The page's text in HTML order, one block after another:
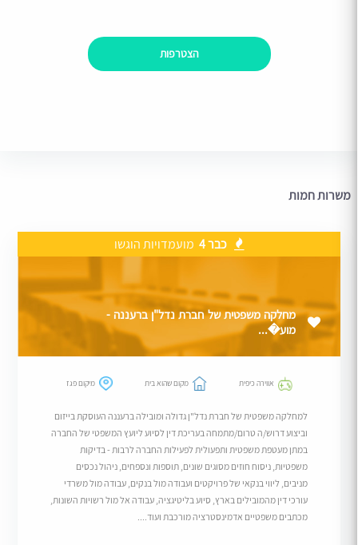
הצטרפות
משרות חמות
כבר 4 מועמדויות הוגשו
מחלקה משפטית של חברת נדל"ן ברעננה -
מוע�...
אווירה כיפית מקום שהוא בית מיקום פגז
למחלקה משפטית של חברת נדל"ן גדולה ומובילה ברעננה העוסקת בייזום
וביצוע דרוש/ה טרום/מתמחה בעריכת דין לסיוע ליועץ המשפטי של החברה
במתן מעטפת משפטית ותפעולית לפעילות החברה לרבות - בדיקות
משפטיות, ניסוח חוזים מסוגים שונים, תוספות ונספחים, ניהול נכסים
מניבים, ליווי בנקאי של פרויקטים ועבודה מול בנקים, עבודה מול משרדי
עורכי דין מהמובילים בארץ, סיוע בליטיגציה, עבודה אל מול רשויות השונות,
מכתבים משפטיים אדמינסטרציה מורכבת ועוד....